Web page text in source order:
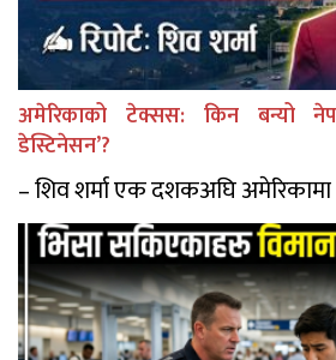
अमेरिकाको टेक्सस: किन बन्यो
डेस्टिनेसन’?
– शिव शर्मा एक दशकअघि अमेरिकामा